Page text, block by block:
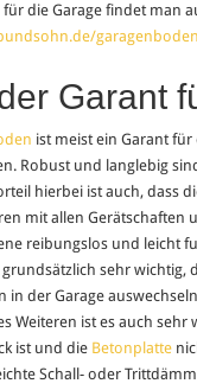
die Garage findet man
Garant
ist meist ein Garant
Robust und langlebig
hierbei ist auch, dass
mit allen Gerätschaften
reibungslos und leicht
grundsätzlich sehr wichtig,
in der Garage
Weiteren ist es auch sehr
ist und die Betonplatte
Schall- oder